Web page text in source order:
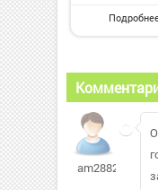
am2882906